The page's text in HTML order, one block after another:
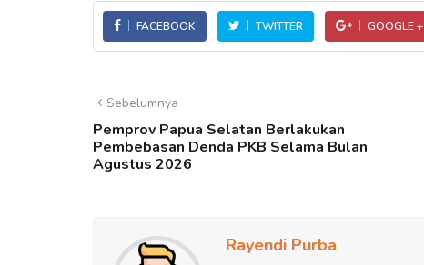
FACEBOOK TWITTER GOOGLE +
Sebelumnya
Pemprov Papua Selatan Berlakukan
Pembebasan Denda PKB Selama Bulan
Agustus 2026
Rayendi Purba